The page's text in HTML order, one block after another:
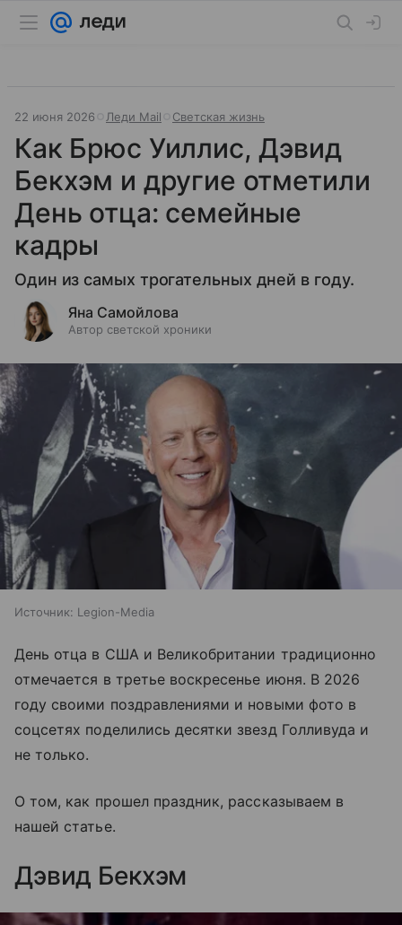
22 июня 2026 Леди Mail Светская жизнь
Как Брюс Уиллис, Дэвид
Бекхэм и другие отметили
День отца: семейные
кадры
Один из самых трогательных дней в году.
Яна Самойлова
Автор светской хроники
Источник: Legion-Media
День отца в США и Великобритании традиционно
отмечается в третье воскресенье июня. В 2026
году своими поздравлениями и новыми фото в
соцсетях поделились десятки звезд Голливуда и
не только.
О том, как прошел праздник, рассказываем в
нашей статье.
Дэвид Бекхэм